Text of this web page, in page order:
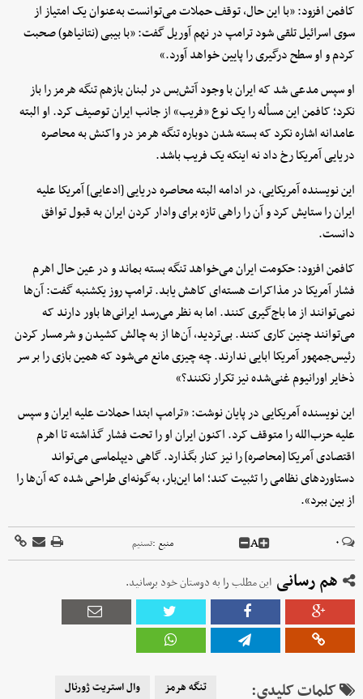
کافمن افزود: «با این حال، توقف حملات می‌توانست به‌عنوان یک امتیاز از
سوی اسرائیل تلقی شود ترامپ در نهم آوریل گفت: «با بیبی (نتانیاهو) صحبت
کردم و او سطح درگیری را پایین خواهد آورد.»
او سپس مدعی شد که ایران با وجود آتش‌بس در لبنان بازهم تنگه هرمز را باز
نکرد؛ کافمن این مسأله را یک نوع «فریب» از جانب ایران توصیف کرد. او البته
عامدانه اشاره نکرد که بسته شدن دوباره تنگه هرمز در واکنش به محاصره
دریایی آمریکا رخ داد نه اینکه یک فریب باشد.
این نویسنده آمریکایی، در ادامه البته محاصره دریایی [ادعایی] آمریکا علیه
ایران را ستایش کرد و آن را راهی تازه برای وادار کردن ایران به قبول توافق
دانست.
کافمن افزود: حکومت ایران می‌خواهد تنگه بسته بماند و در عین حال اهرم
فشار آمریکا در مذاکرات هسته‌ای کاهش یابد. ترامپ روز یکشنبه گفت: آن‌ها
نمی‌توانند از ما باج‌گیری کنند. اما به نظر می‌رسد ایرانی‌ها باور دارند که
می‌توانند چنین کاری کنند. بی‌تردید، آن‌ها از به چالش کشیدن و شرمسار کردن
رئیس‌جمهور آمریکا ابایی ندارند. چه چیزی مانع می‌شود که همین بازی را بر سر
ذخایر اورانیوم غنی‌شده نیز تکرار نکنند؟»
این نویسنده آمریکایی در پایان نوشت: «ترامپ ابتدا حملات علیه ایران و سپس
علیه حزب‌الله را متوقف کرد. اکنون ایران او را تحت فشار گذاشته تا اهرم
اقتصادی آمریکا [محاصره] را نیز کنار بگذارد. گاهی دیپلماسی می‌تواند
دستاوردهای نظامی را تثبیت کند؛ اما این‌بار، به‌گونه‌ای طراحی شده که آن‌ها را
از بین ببرد».
۰ A منبع :تسنیم
هم رسانی این مطلب را به دوستان خود برسانید.
کلمات کلیدی: تنگه هرمز وال استریت ژورنال